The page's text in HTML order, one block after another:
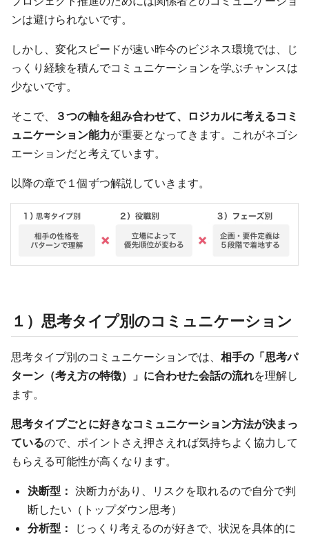
ンは避けられないです。
しかし、変化スピードが速い昨今のビジネス環境では、じ
っくり経験を積んでコミュニケーションを学ぶチャンスは
少ないです。
そこで、
３つの軸を組み合わせて、ロジカルに考えるコミ
ュニケーション能力が重要となってきます。これがネゴシ
エーションだと考えています。
以降の章で１個ずつ解説していきます。
１）思考タイプ別のコミュニケーション
思考タイプ別のコミュニケーションでは、 相手の「思考パ
ターン（考え方の特徴）」に合わせた会話の流れを理解し
ます。
思考タイプごとに好きなコミュニケーション方法が決まっ
ているので、ポイントさえ押さえれば気持ちよく協力して
もらえる可能性が高くなります。
決断型： 決断力があり、リスクを取れるので自分で判
断したい（トップダウン思考）
分析型：
じっくり考えるのが好きで、状況を具体的に